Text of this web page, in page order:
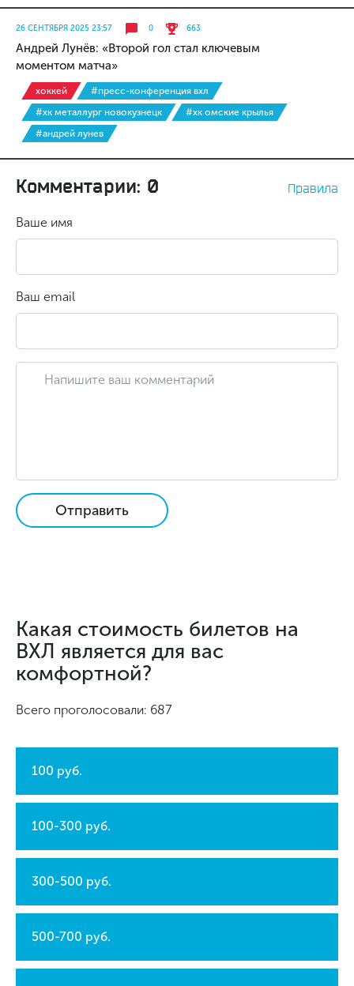
26 СЕНТЯБРЯ 2025 23:57 0 663
Андрей Лунёв: «Второй гол стал ключевым
моментом матча»
хоккей
#пресс-конференция вхл
#хк металлург новокузнецк
#хк омские крылья
#андрей лунев
Комментарии: 0 Правила
Ваше имя
Ваш email
Отправить
Какая стоимость билетов на
ВХЛ является для вас
комфортной?
Всего проголосовали: 687
100 руб.
100-300 руб.
300-500 руб.
500-700 руб.